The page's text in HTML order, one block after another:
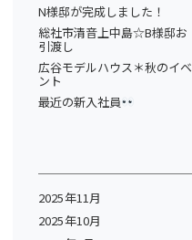
N様邸が完成しました！
総社市清音上中島☆B様邸お
引渡し
広谷モデルハウス＊秋のイベ
ント
最近の新入社員
2025年11月
2025年10月